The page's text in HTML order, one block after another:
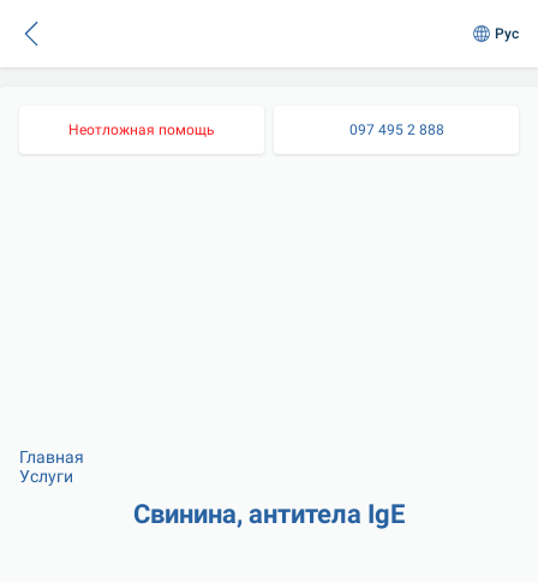
Рус
Неотложная помощь 097 495 2 888
Главная
Услуги
Свинина, антитела IgE